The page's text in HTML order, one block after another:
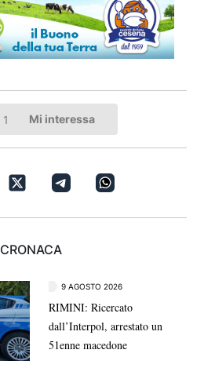
1 Mi interessa
9 AGOSTO 2026
RIMINI: Ricercato
dall’Interpol, arrestato un
51enne macedone